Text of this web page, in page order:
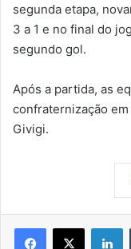
segunda etapa,
3 a 1 e no final do
segundo gol.
Após a partida, as
confraternização
Givigi.